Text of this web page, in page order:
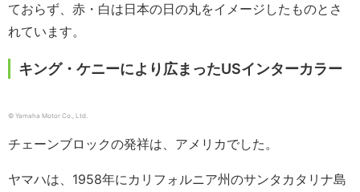
ておらず、赤・白は日本の日の丸をイメージしたものとさ
れています。
キング・ケニーにより広まったUSインターカラー
© Yamaha Motor Co., Ltd.
チェーンブロックの発祥は、アメリカでした。
ヤマハは、1958年にカリフォルニア州のサンタカタリナ島